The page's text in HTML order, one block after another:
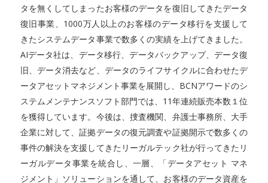
タを無くしてしまったお客様のデータを復旧してきたデータ
復旧事業、1000万人以上のお客様のデータ移行を支援して
きたシステムデータ事業で数多くの実績を上げてきました。
AIデータ社は、データ移行、データバックアップ、データ復
旧、データ消去など、データのライフサイクルに合わせたデ
ータアセットマネジメント事業を展開し、BCNアワードのシ
ステムメンテナンスソフト部門では、11年連続販売本数１位
を獲得しています。今後は、捜査機関、弁護士事務所、大手
企業に対して、証拠データの復元調査や証拠開示で数多くの
事件の解決を支援してきたリーガルテック社が行ってきたリ
ーガルデータ事業を統合し、一層、「データアセット マネ
ジメント」ソリューションを通して、お客様のデータ資産を